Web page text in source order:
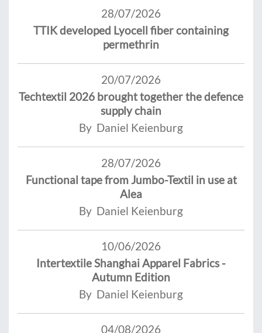
28/07/2026
TTIK developed Lyocell fiber containing
permethrin
20/07/2026
Techtextil 2026 brought together the defence
supply chain
By Daniel Keienburg
28/07/2026
Functional tape from Jumbo-Textil in use at
Alea
By Daniel Keienburg
10/06/2026
Intertextile Shanghai Apparel Fabrics -
Autumn Edition
By Daniel Keienburg
04/08/2026